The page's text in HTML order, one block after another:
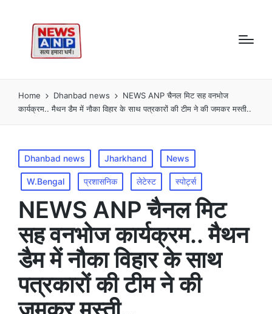
Home Dhanbad news
NEWS ANP चैनल मिट सह वनभोज
कार्यक्रम.. मैथन डैम में नौका विहार के साथ पत्रकारों की टीम ने की जमकर मस्ती..
Posted
in
Dhanbad news Jharkhand News
W.Bengal प्रशासनिक लेटेस्ट स्पोर्ट्स
NEWS ANP चैनल मिट
सह वनभोज कार्यक्रम.. मैथन
डैम में नौका विहार के साथ
पत्रकारों की टीम ने की